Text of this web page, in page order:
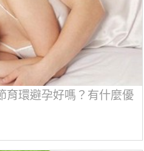
育環避孕好嗎？有什麼優